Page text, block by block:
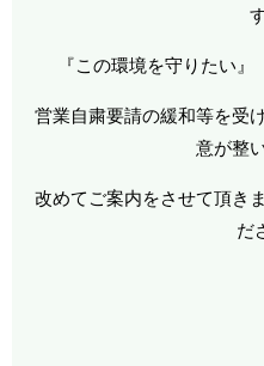
『この環境を守りたい
営業自粛要請の緩和等を
意が整
改めてご案内をさせて頂き
だ